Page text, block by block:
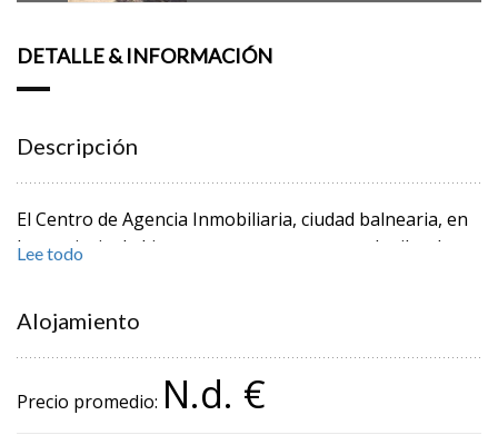
DETALLE & INFORMACIÓN
Descripción
El Centro de Agencia Inmobiliaria, ciudad balnearia, en
la provincia de Livorno es comprar-venta-alquiler de
Lee todo
Alojamiento
Precio promedio: N.d. €